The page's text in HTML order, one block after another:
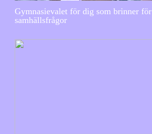
Gymnasievalet för dig som brinner för
samhällsfrågor